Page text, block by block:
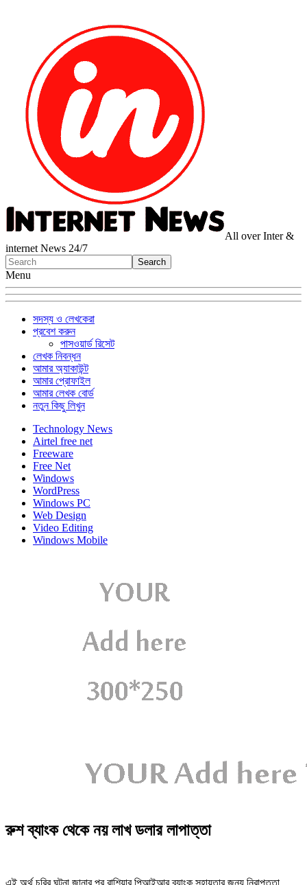
All over Inter &
internet News 24/7
Menu
সদস্য ও লেখকেরা
প্রবেশ করুন
পাসওয়ার্ড রিসেট
লেখক নিবন্ধন
আমার অ্যাকাউন্ট
আমার প্রোফাইল
আমার লেখক বোর্ড
নতুন কিছু লিখুন
Technology News
Airtel free net
Freeware
Free Net
Windows
WordPress
Windows PC
Web Design
Video Editing
Windows Mobile
রুশ ব্যাংক থেকে নয় লাখ ডলার লাপাত্তা
এই অর্থ চুরির ঘটনা জানার পর রাশিয়ার পিআইআর ব্যাংক সহায়তার জন্য নিরাপত্তা